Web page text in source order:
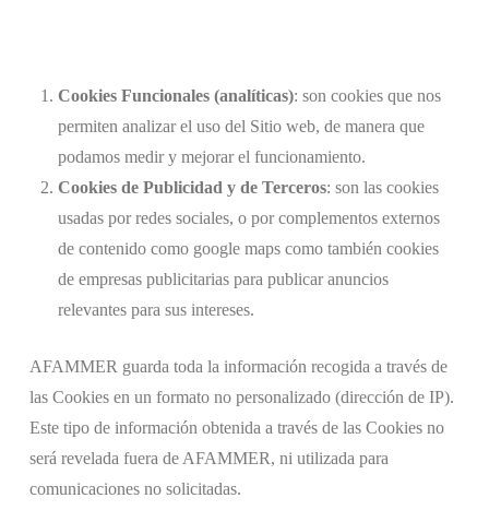
Cookies Funcionales (analíticas): son cookies que nos
permiten analizar el uso del Sitio web, de manera que
podamos medir y mejorar el funcionamiento.
Cookies de Publicidad y de Terceros: son las cookies
usadas por redes sociales, o por complementos externos
de contenido como google maps como también cookies
de empresas publicitarias para publicar anuncios
relevantes para sus intereses.
AFAMMER guarda toda la información recogida a través de
las Cookies en un formato no personalizado (dirección de IP).
Este tipo de información obtenida a través de las Cookies no
será revelada fuera de AFAMMER, ni utilizada para
comunicaciones no solicitadas.